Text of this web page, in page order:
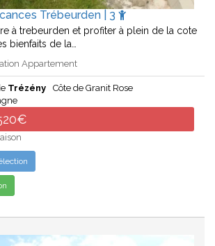
Trébeurden | 3
à trebeurden et profiter à plein de la cote
bienfaits de la…
Appartement
Trézény
Côte de Granit Rose